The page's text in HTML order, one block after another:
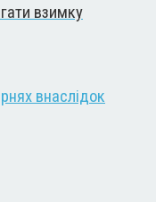
взимку
внаслідок